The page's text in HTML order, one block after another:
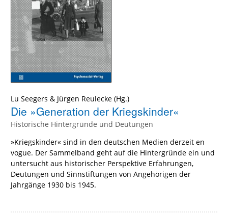
Lu Seegers & Jürgen Reulecke (Hg.)
Die »Generation der Kriegskinder«
Historische Hintergründe und Deutungen
»Kriegskinder« sind in den deutschen Medien derzeit en
vogue. Der Sammelband geht auf die Hintergründe ein und
untersucht aus historischer Perspektive Erfahrungen,
Deutungen und Sinnstiftungen von Angehörigen der
Jahrgänge 1930 bis 1945.